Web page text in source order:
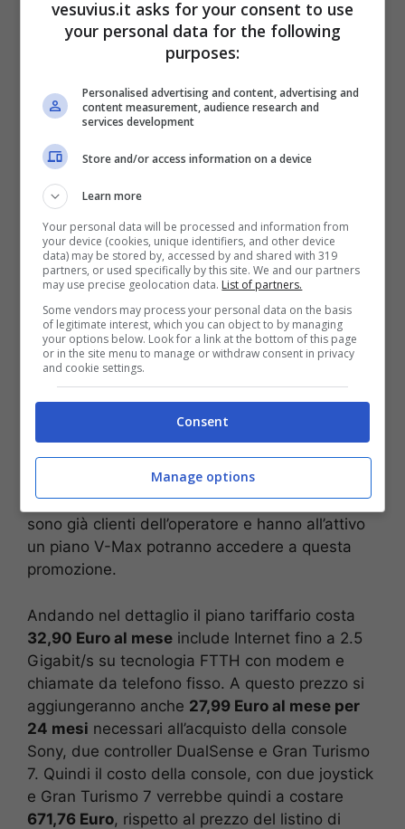
Il logo della compagnia telefonica britannica (Via Screenshot)
Tutti gli utenti che vorranno avere in regalo una
PlayStation 5, dovranno sottoscrivere un
solo avrete la console a casa, ma anche lafibra
come rete fissa. Inoltre potranno
accedere a questa tariffa anche coloro che
sono già clienti dell’operatore e hanno all’attivo
un piano V-Max potranno accedere a questa
promozione.
Andando nel dettaglio il piano tariffario costa
32,90 Euro al mese include Internet fino a 2.5
Gigabit/s su tecnologia FTTH con modem e
chiamate da telefono fisso. A questo prezzo si
aggiungeranno anche 27,99 Euro al mese per
24 mesi necessari all’acquisto della console
Sony, due controller DualSense e Gran Turismo
7. Quindi il costo della console, con due joystick
e Gran Turismo 7 verrebbe quindi a costare
671,76 Euro, rispetto al prezzo del listino di
vesuvius.it asks for your consent to use
your personal data for the following
purposes:
Personalised advertising and content, advertising and
content measurement, audience research and
services development
Store and/or access information on a device
Learn more
Your personal data will be processed and information from
your device (cookies, unique identifiers, and other device
data) may be stored by, accessed by and shared with 319
partners, or used specifically by this site. We and our partners
may use precise geolocation data. List of partners.
Some vendors may process your personal data on the basis
of legitimate interest, which you can object to by managing
your options below. Look for a link at the bottom of this page
or in the site menu to manage or withdraw consent in privacy
and cookie settings.
Consent
Manage options